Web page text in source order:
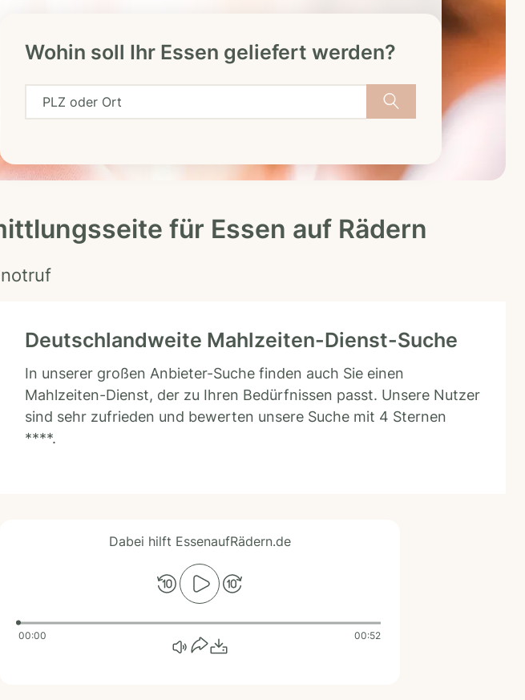
Wohin soll Ihr Essen geliefert werden?
P
Z
d
e
O
für Essen auf Rädern
Deutschlandweite Mahlzeiten-Dienst-Suche
In unserer großen Anbieter-Suche finden auch Sie einen
Mahlzeiten-Dienst, der zu Ihren Bedürfnissen passt. Unsere Nutzer
sind sehr zufrieden und bewerten unsere Suche mit 4 Sternen
****.
Dabei hilft EssenaufRädern.de
00:00 00:52